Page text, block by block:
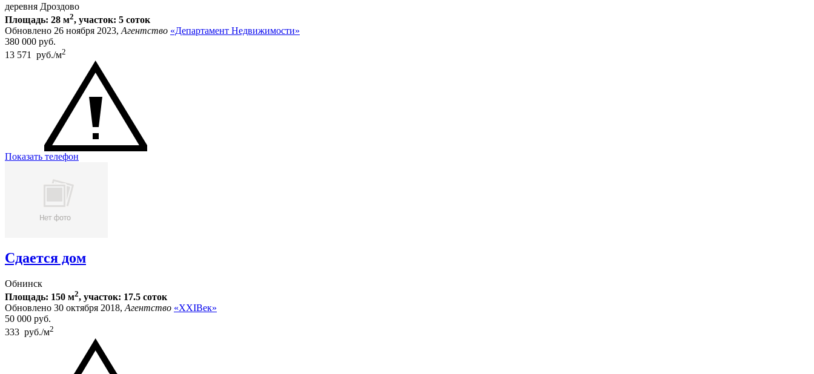
деревня Дроздово
Площадь: 28 м2, участок: 5 соток
Обновлено 26 ноября 2023, Агентство «Департамент Недвижимости»
380 000 руб.
13 571 руб./м2
Показать телефон
Сдается дом
Обнинск
Площадь: 150 м2, участок: 17.5 соток
Обновлено 30 октября 2018, Агентство «XXIВек»
50 000 руб.
333 руб./м2